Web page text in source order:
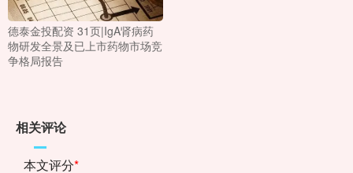
德泰金投配资 31页|IgA肾病药
物研发全景及已上市药物市场竞
争格局报告
相关评论
本文评分*